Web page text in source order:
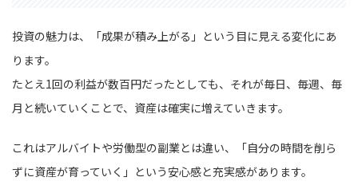
投資の魅力は、「成果が積み上がる」という目に見える変化にあ
ります。
たとえ1回の利益が数百円だったとしても、それが毎日、毎週、毎
月と続いていくことで、資産は確実に増えていきます。
これはアルバイトや労働型の副業とは違い、「自分の時間を削ら
ずに資産が育っていく」という安心感と充実感があります。